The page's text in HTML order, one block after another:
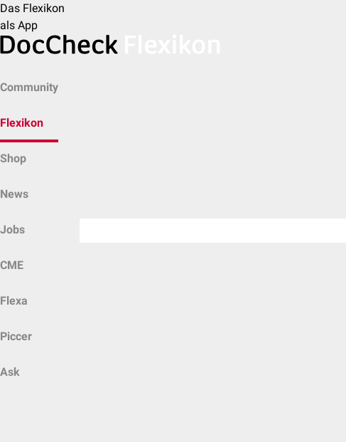
Das Flexikon
als App
Community
Flexikon
Shop
News
Jobs
CME
Flexa
Piccer
Ask